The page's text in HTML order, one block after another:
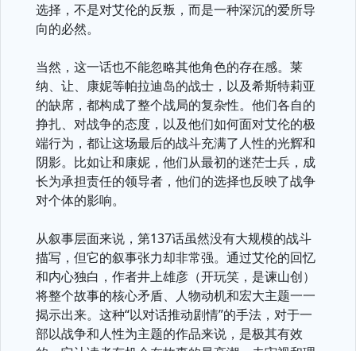
选择，不是对艾伦的反叛，而是一种深沉的爱所导
向的必然。
当然，这一话也不能忽略其他角色的存在感。莱
纳、让、康妮等帕拉迪岛的战士，以及希斯特莉亚
的缺席，都构成了整个战局的复杂性。他们各自的
挣扎、对战争的态度，以及他们如何面对艾伦的极
端行为，都让这场最后的战斗充满了人性的光辉和
阴影。比如让和康妮，他们从最初的迷茫士兵，成
长为承担责任的领导者，他们的选择也反映了战争
对个体的影响。
从叙事层面来说，第137话虽然没有大规模的战斗
描写，但它的叙事张力却非常强。通过艾伦的回忆
和内心独白，作者井上雄彦（开玩笑，是谏山创）
将整个故事的核心矛盾、人物动机和宏大主题一一
揭示出来。这种“以对话推动剧情”的手法，对于一
部以战争和人性为主题的作品来说，是极其有效